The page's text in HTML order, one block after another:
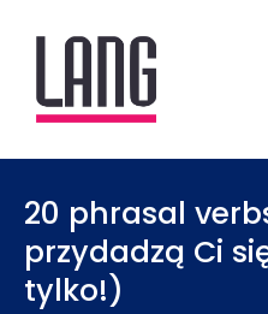
20 phrasal
przydadzą Ci
tylko!)